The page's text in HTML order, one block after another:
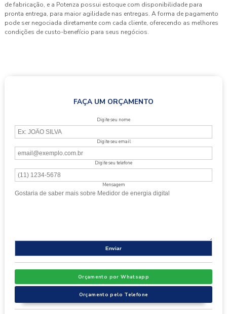
de fabricação, e a Potenza possui estoque com disponibilidade para
pronta entrega, para maior agilidade nas entregas. A forma de pagamento
pode ser negociada diretamente com cada cliente, oferecendo as melhores
condições de custo-benefício para seus negócios.
FAÇA UM ORÇAMENTO
Digite seu nome
Digite seu email
Digite seu telefone
Mensagem
Orçamento por Whatsapp
Orçamento pelo Telefone